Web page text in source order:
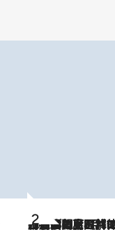
2026.8.8
「最後に見られてよかった」上野動物園の東園パンダ舎が解体前に特別公開。8月16日まで延長されたパネル展と共に辿る“半世紀”のパンダ飼育《解体工事の図面あり》